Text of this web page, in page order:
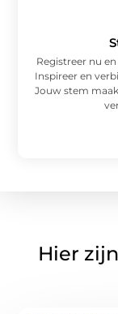
Registreer nu
Inspireer en
Jouw stem
Hier